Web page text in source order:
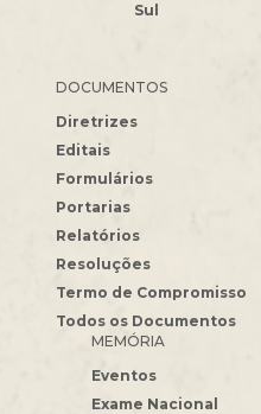
Sul
DOCUMENTOS
Diretrizes
Editais
Formulários
Portarias
Relatórios
Resoluções
Termo de Compromisso
Todos os Documentos
MEMÓRIA
Eventos
Exame Nacional